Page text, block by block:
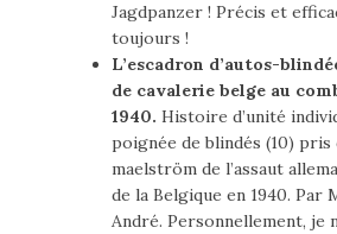
Jagdpanzer ! Précis et
toujours !
L’escadron d’autos-
de cavalerie belge au
1940. Histoire d’unité
poignée de blindés (10) pris
maelström de l’assaut
de la Belgique en 1940. Par
André. Personnellement, je